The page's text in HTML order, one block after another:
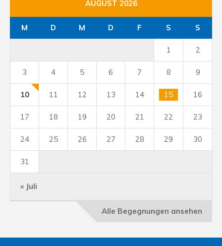
AUGUST 2026
M D M D F S S
« Juli
1 2
3 4 5 6 7 8 9
10 11 12 13 14 15 16
17 18 19 20 21 22 23
24 25 26 27 28 29 30
31
Alle Begegnungen ansehen